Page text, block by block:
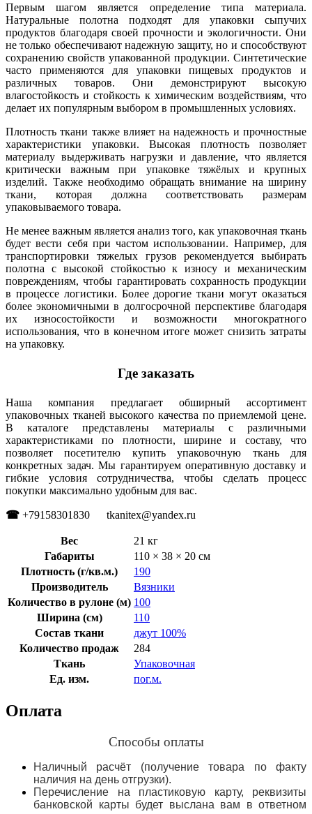
Первым шагом является определение типа материала.
Натуральные полотна подходят для упаковки сыпучих
продуктов благодаря своей прочности и экологичности. Они
не только обеспечивают надежную защиту, но и способствуют
сохранению свойств упакованной продукции. Синтетические
часто применяются для упаковки пищевых продуктов и
различных товаров. Они демонстрируют высокую
влагостойкость и стойкость к химическим воздействиям, что
делает их популярным выбором в промышленных условиях.
Плотность ткани также влияет на надежность и прочностные
характеристики упаковки. Высокая плотность позволяет
материалу выдерживать нагрузки и давление, что является
критически важным при упаковке тяжёлых и крупных
изделий. Также необходимо обращать внимание на ширину
ткани, которая должна соответствовать размерам
упаковываемого товара.
Не менее важным является анализ того, как упаковочная ткань
будет вести себя при частом использовании. Например, для
транспортировки тяжелых грузов рекомендуется выбирать
полотна с высокой стойкостью к износу и механическим
повреждениям, чтобы гарантировать сохранность продукции
в процессе логистики. Более дорогие ткани могут оказаться
более экономичными в долгосрочной перспективе благодаря
их износостойкости и возможности многократного
использования, что в конечном итоге может снизить затраты
на упаковку.
Где заказать
Наша компания предлагает обширный ассортимент
упаковочных тканей высокого качества по приемлемой цене.
В каталоге представлены материалы с различными
характеристиками по плотности, ширине и составу, что
позволяет посетителю купить упаковочную ткань для
конкретных задач. Мы гарантируем оперативную доставку и
гибкие условия сотрудничества, чтобы сделать процесс
покупки максимально удобным для вас.
☎ +79158301830 tkanitex@yandex.ru
Вес
21 кг
Габариты
110 × 38 × 20 см
Плотность (г/кв.м.)
190
Производитель
Вязники
Количество в рулоне (м) 100
Ширина (см)
110
Состав ткани
джут 100%
Количество продаж
284
Ткань
Упаковочная
Ед. изм.
пог.м.
Оплата
Способы оплаты
Наличный расчёт (получение товара по факту
наличия на день отгрузки).
Перечисление на пластиковую карту, реквизиты
банковской карты будет выслана вам в ответном